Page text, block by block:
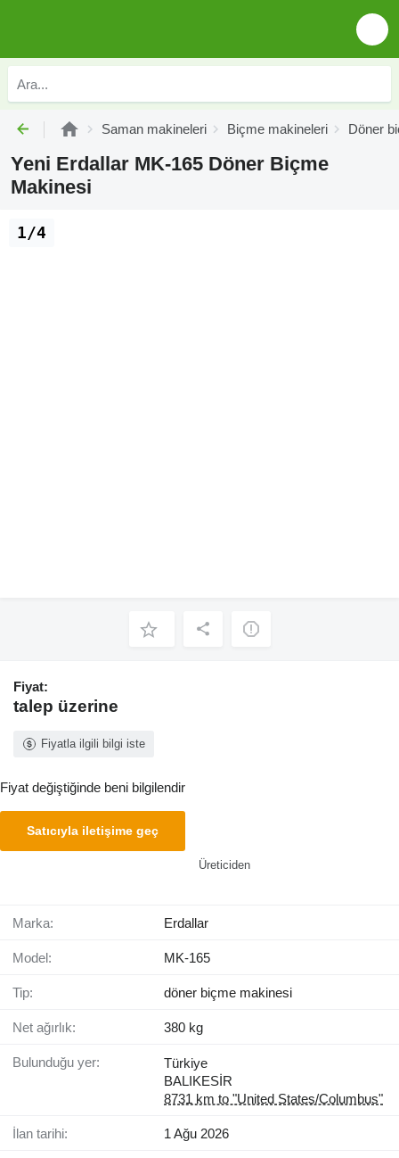
Saman makineleri Biçme makineleri Döner
Yeni Erdallar MK-165 Döner Biçme
Makinesi
1/4
Fiyat:
talep üzerine
Fiyatla ilgili bilgi iste
Fiyat değiştiğinde beni bilgilendir
Satıcıyla iletişime geç
Üreticiden
Marka: Erdallar
Model: MK-165
Tip: döner biçme makinesi
Net ağırlık: 380 kg
Bulunduğu yer:
Türkiye
BALIKESİR
8731 km to "United States/Columbus"
İlan tarihi: 1 Ağu 2026